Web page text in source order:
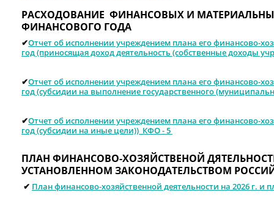
РАСХОДОВАНИЕ ФИНАНСОВЫХ И
ФИНАНСОВОГО ГОДА
✔︎Отчет об исполнении учреждением плана его финансово-
год (приносящая доход деятельность (собственные доходы
✔︎Отчет об исполнении учреждением плана его финансово-
год (субсидии на выполнение государственного
✔︎Отчет об исполнении учреждением плана его финансово-
год (субсидии на иные цели)) КФО - 5
ПЛАН ФИНАНСОВО-ХОЗЯЙСТВЕНОЙ
УСТАНОВЛЕННОМ ЗАКОНОДАТЕЛЬСТВОМ
✔︎ План финансово-хозяйственной деятельности на 2026 г. и